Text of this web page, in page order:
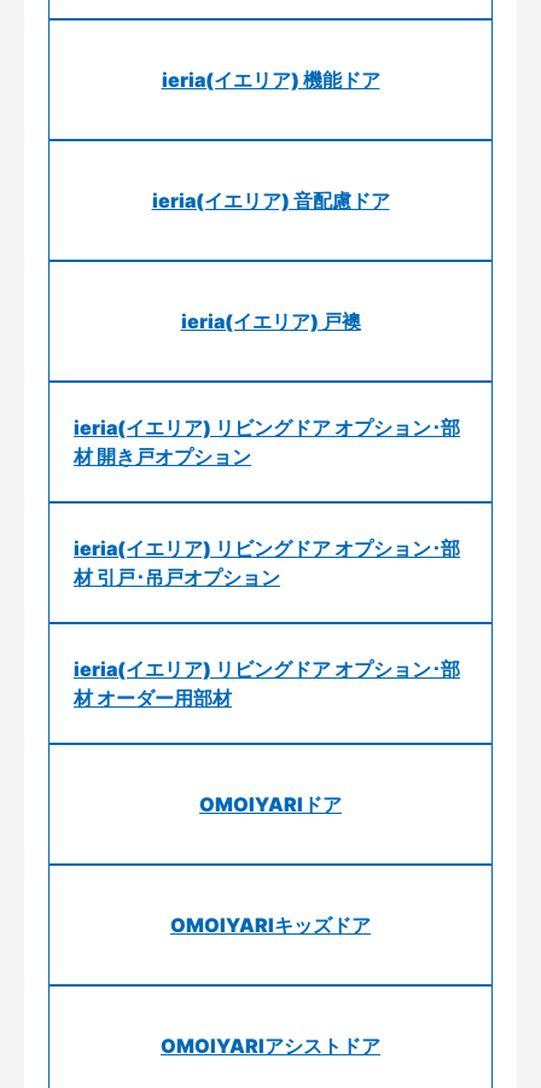
ieria(イエリア) 機能ドア
ieria(イエリア) 音配慮ドア
ieria(イエリア) 戸襖
ieria(イエリア) リビングドア オプション･部
材 開き戸オプション
ieria(イエリア) リビングドア オプション･部
材 引戸･吊戸オプション
ieria(イエリア) リビングドア オプション･部
材 オーダー用部材
OMOIYARIドア
OMOIYARIキッズドア
OMOIYARIアシストドア